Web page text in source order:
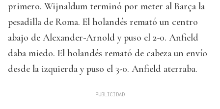
primero. Wijnaldum terminó por meter al Barça la
pesadilla de Roma. El holandés remató un centro
abajo de Alexander-Arnold y puso el 2-0. Anfield
daba miedo. El holandés remató de cabeza un envío
desde la izquierda y puso el 3-0. Anfield aterraba.